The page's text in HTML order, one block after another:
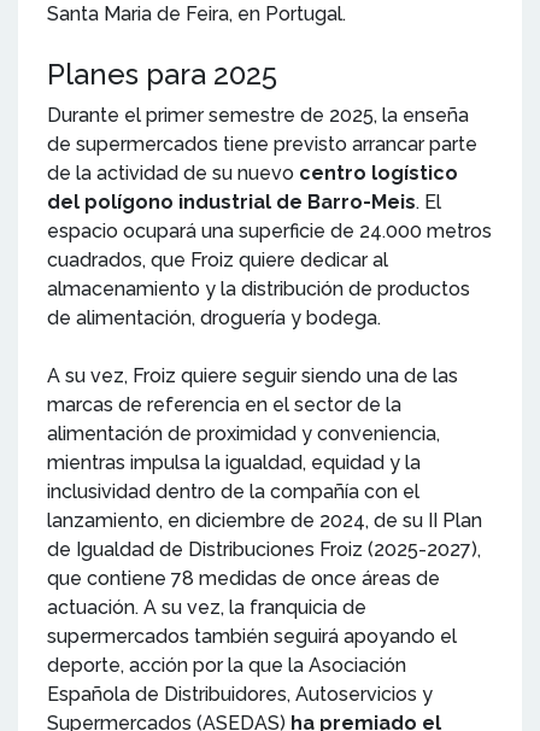
Santa Maria de Feira, en Portugal.
Planes para 2025
Durante el primer semestre de 2025, la enseña
de supermercados tiene previsto arrancar parte
de la actividad de su nuevo centro logístico
del polígono industrial de Barro-Meis. El
espacio ocupará una superficie de 24.000 metros
cuadrados, que Froiz quiere dedicar al
almacenamiento y la distribución de productos
de alimentación, droguería y bodega.
A su vez, Froiz quiere seguir siendo una de las
marcas de referencia en el sector de la
alimentación de proximidad y conveniencia,
mientras impulsa la igualdad, equidad y la
inclusividad dentro de la compañía con el
lanzamiento, en diciembre de 2024, de su II Plan
de Igualdad de Distribuciones Froiz (2025-2027),
que contiene 78 medidas de once áreas de
actuación. A su vez, la franquicia de
supermercados también seguirá apoyando el
deporte, acción por la que la Asociación
Española de Distribuidores, Autoservicios y
Supermercados (ASEDAS) ha premiado el